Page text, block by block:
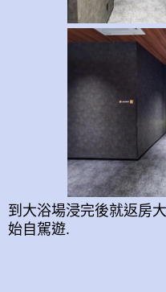
到大浴場浸完後就返房
始自駕遊.